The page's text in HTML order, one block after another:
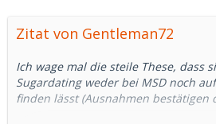
Zitat von Gentleman72
Ich wage mal die steile These, dass
Sugardating weder bei MSD noch
finden lässt (Ausnahmen bestätigen